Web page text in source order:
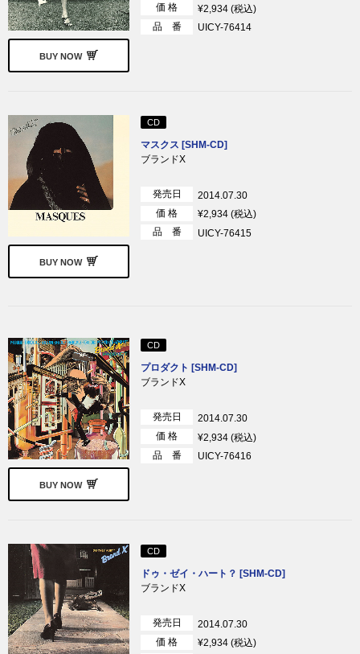
BUY NOW
価 格
¥2,934 (税込)
品 番
UICY-76414
BUY NOW
CD
マスクス [SHM-CD]
ブランドX
発売日
2014.07.30
価 格
¥2,934 (税込)
品 番
UICY-76415
BUY NOW
CD
プロダクト [SHM-CD]
ブランドX
発売日
2014.07.30
価 格
¥2,934 (税込)
品 番
UICY-76416
CD
ドゥ・ゼイ・ハート？ [SHM-CD]
ブランドX
発売日
2014.07.30
価 格
¥2,934 (税込)